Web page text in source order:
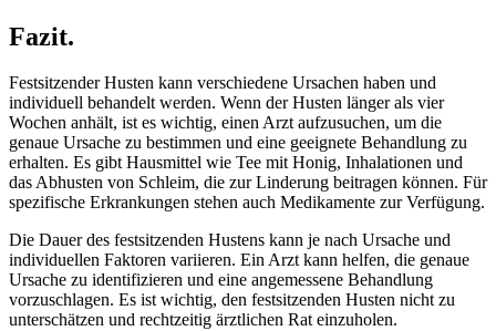
Fazit.
Festsitzender Husten kann verschiedene Ursachen haben und
individuell behandelt werden. Wenn der Husten länger als vier
Wochen anhält, ist es wichtig, einen Arzt aufzusuchen, um die
genaue Ursache zu bestimmen und eine geeignete Behandlung zu
erhalten. Es gibt Hausmittel wie Tee mit Honig, Inhalationen und
das Abhusten von Schleim, die zur Linderung beitragen können. Für
spezifische Erkrankungen stehen auch Medikamente zur Verfügung.
Die Dauer des festsitzenden Hustens kann je nach Ursache und
individuellen Faktoren variieren. Ein Arzt kann helfen, die genaue
Ursache zu identifizieren und eine angemessene Behandlung
vorzuschlagen. Es ist wichtig, den festsitzenden Husten nicht zu
unterschätzen und rechtzeitig ärztlichen Rat einzuholen.